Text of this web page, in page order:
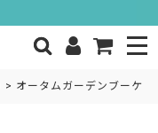
> オータムガーデンブーケ